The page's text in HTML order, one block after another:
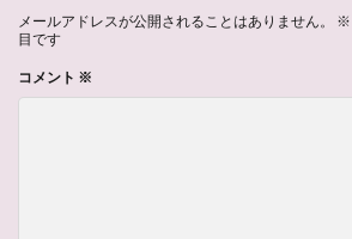
メールアドレスが公開されることはありません。 ※
目です
コメント ※